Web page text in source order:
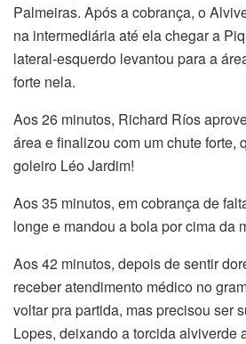
Palmeiras. Após a cobrança, o
na intermediária até ela chegar a
lateral-esquerdo levantou para a
forte nela.
Aos 26 minutos, Richard Ríos
área e finalizou com um chute forte,
goleiro Léo Jardim!
Aos 35 minutos, em cobrança de
longe e mandou a bola por cima da
Aos 42 minutos, depois de sentir
receber atendimento médico no
voltar pra partida, mas precisou ser
Lopes, deixando a torcida alviverde